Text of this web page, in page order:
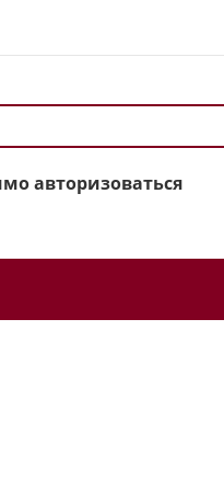
авторизоваться